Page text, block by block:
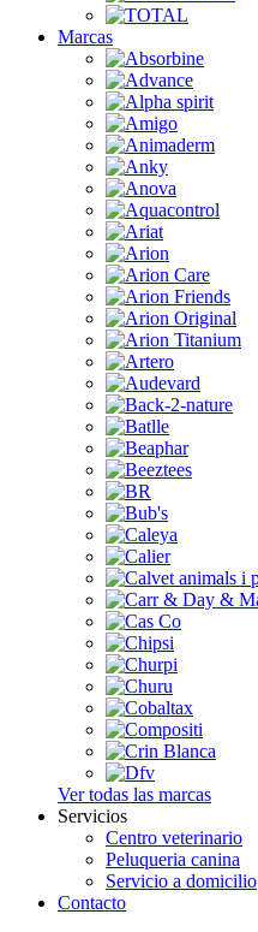
Marcas
Ver todas las marcas
Servicios
Centro veterinario
Peluqueria canina
Servicio a domicilio
Contacto